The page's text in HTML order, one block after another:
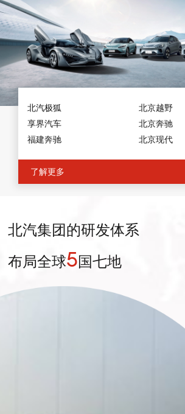
北汽极狐
北京越野
享界汽车
北京奔驰
福建奔驰
北京现代
了解更多
北汽重卡
欧曼
瑞沃
福田风景
福田祥菱
北汽集团的研发体系
布局全球5国七地